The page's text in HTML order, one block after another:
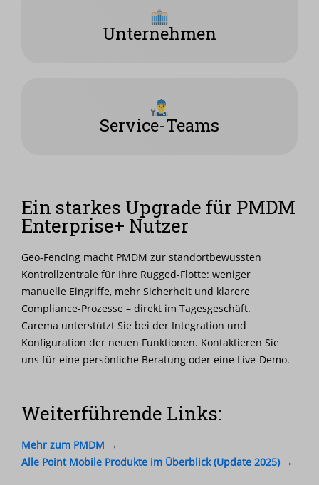
Unternehmen
Service-Teams
Ein starkes Upgrade für PMDM
Enterprise+ Nutzer
Geo-Fencing macht PMDM zur standortbewussten
Kontrollzentrale für Ihre Rugged-Flotte: weniger
manuelle Eingriffe, mehr Sicherheit und klarere
Compliance-Prozesse – direkt im Tagesgeschäft.
Carema unterstützt Sie bei der Integration und
Konfiguration der neuen Funktionen. Kontaktieren Sie
uns für eine persönliche Beratung oder eine Live-Demo.
Weiterführende Links:
Mehr zum PMDM →
Alle Point Mobile Produkte im Überblick (Update 2025) →